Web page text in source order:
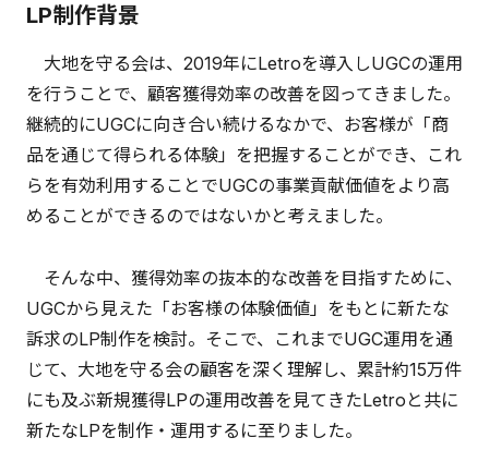
LP制作背景
大地を守る会は、2019年にLetroを導入しUGCの運用
を行うことで、顧客獲得効率の改善を図ってきました。
継続的にUGCに向き合い続けるなかで、お客様が「商
品を通じて得られる体験」を把握することができ、これ
らを有効利用することでUGCの事業貢献価値をより高
めることができるのではないかと考えました。
そんな中、獲得効率の抜本的な改善を目指すために、
UGCから見えた「お客様の体験価値」をもとに新たな
訴求のLP制作を検討。そこで、これまでUGC運用を通
じて、大地を守る会の顧客を深く理解し、累計約15万件
にも及ぶ新規獲得LPの運用改善を見てきたLetroと共に
新たなLPを制作・運用するに至りました。